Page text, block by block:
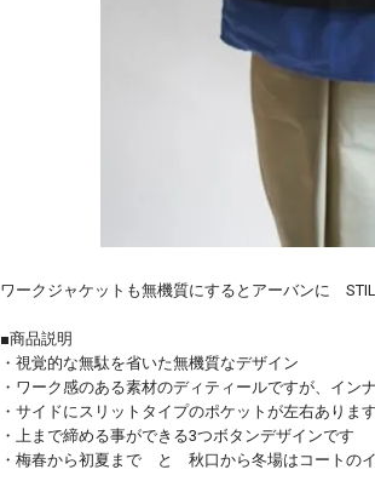
ワークジャケットも無機質にするとアーバンに
■商品説明
・視覚的な無駄を省いた無機質なデザイン
・ワーク感のある素材のディティールですが、イ
・サイドにスリットタイプのポケットが左右あります
・上まで締める事ができる3つボタンデザインです
・梅春から初夏まで と 秋口から冬場はコートの